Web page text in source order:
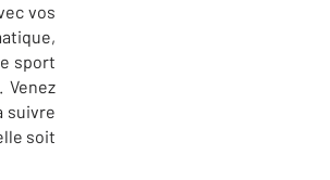
vos
sport
suivre
soit